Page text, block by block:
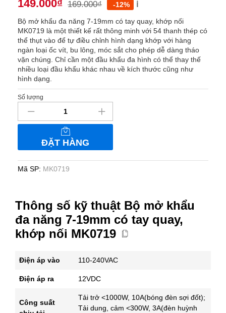
149.000₫ 169.000₫ -12% ℹ️
Bộ mở khẩu đa năng 7-19mm có tay quay, khớp nối
MK0719 là một thiết kế rất thông minh với 54 thanh thép có
thể thụt vào để tự điều chỉnh hình dạng khớp với hàng
ngàn loại ốc vít, bu lông, móc sắt cho phép dễ dàng tháo
vặn chúng. Chỉ cần một đầu khẩu đa hình có thể thay thế
nhiều loại đầu khẩu khác nhau về kích thước cũng như
hình dạng.
Bộ
mở
khẩu
19mm
quay,
khớp
nối
MK0719
Số lượng
ĐẶT HÀNG
Mã SP: MK0719
Thông số kỹ thuật Bộ mở khẩu
đa năng 7-19mm có tay quay,
khớp nối MK0719
Điện áp vào 110-240VAC
Điện áp ra 12VDC
Công suất
Tải trở <1000W, 10A(bóng đèn sợi đốt);
Tải dung, cảm <300W, 3A(đèn huỳnh